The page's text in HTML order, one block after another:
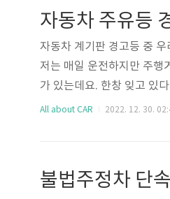
를 발견했을 때는 다들 대
자동차 주유등
자동차 계기판 경고등 중
저는 매일 운전하지만 주행
가 있는데요. 한창 잊고 있
다. 바로 주유해야지 싶었
그런데 막상 주유 경고등이
All about CAR 2022. 12. 30.